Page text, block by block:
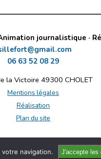
journalistique ·
06 63 52 08 29
la Victoire 49300 CHOLET
Mentions légales
Réalisation
Plan du site
navigation. J'accepte les